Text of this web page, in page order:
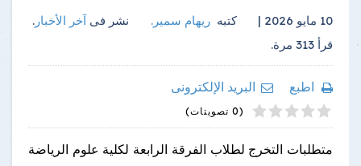
10 مايو 2026 | كتبهريهام سمير. نشر فىآخر الأخبار .
قرأ 313 مرة.
اطبع
البريد الإلكترونى
1
2
3
4
5 (0 تصويتات)
متطلبات التخرج لطلاب الفرقة الرابعة لكلية علوم الرياضة